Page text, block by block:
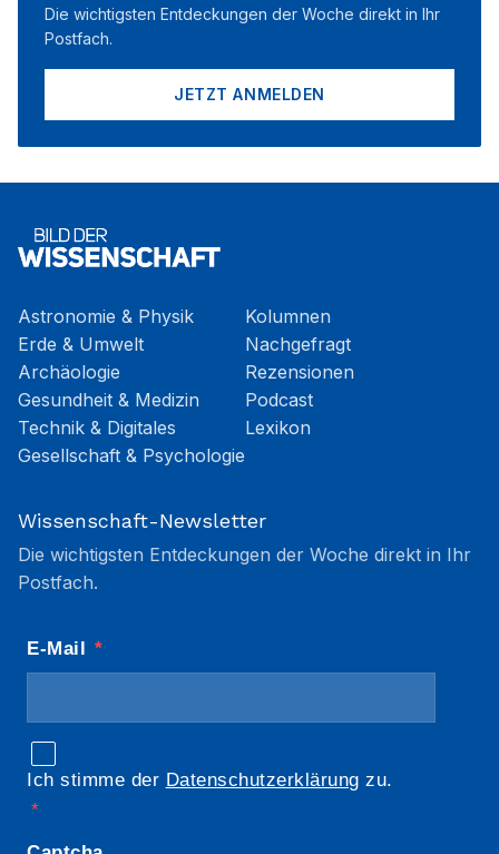
Die wichtigsten Entdeckungen der Woche direkt in Ihr
Postfach.
JETZT ANMELDEN
Astronomie & Physik
Erde & Umwelt
Archäologie
Gesundheit & Medizin
Technik & Digitales
Gesellschaft & Psychologie
Kolumnen
Nachgefragt
Rezensionen
Podcast
Lexikon
Wissenschaft-Newsletter
Die wichtigsten Entdeckungen der Woche direkt in Ihr
Postfach.